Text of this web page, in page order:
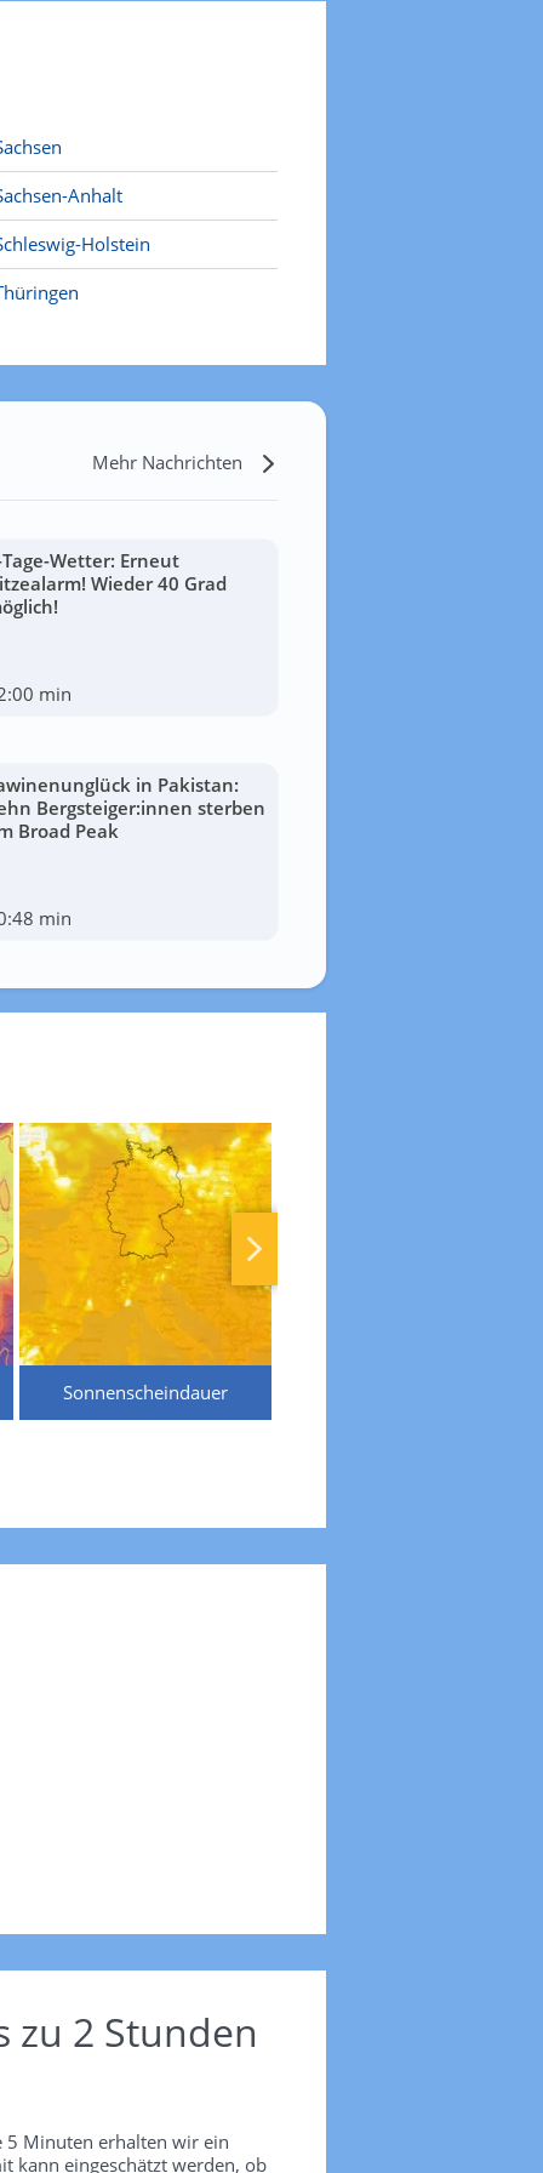
Anhalt
Holstein
Mehr Nachrichten
Wetter: Erneut
Wieder 40 Grad
min
in Pakistan:
Bergsteiger:innen sterben
Broad Peak
min
Sonnenscheindauer
zu 2 Stunden
5 Minuten erhalten wir ein
kann eingeschätzt werden, ob